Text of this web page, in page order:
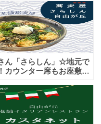
ん「さらしん」☆地元で
カウンター席もお座敷も